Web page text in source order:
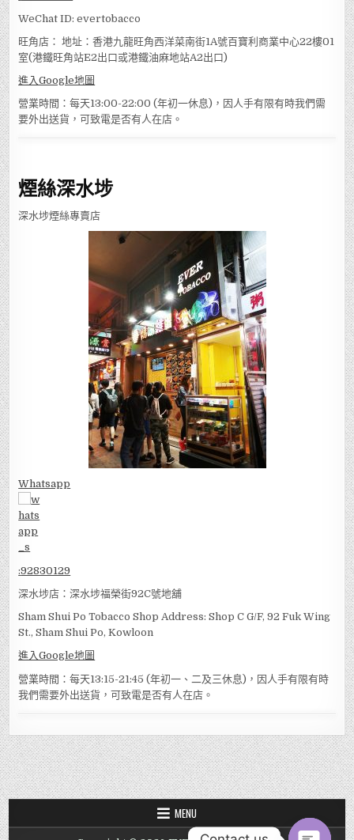
WeChat ID: evertobacco
旺角店： 地址：香港九龍旺角西洋菜南街1A號百寶利商業中心22樓01
室(港鐵旺角站E2出口或港鐵油麻地站A2出口)
進入Google地圖
營業時間：每天13:00-22:00 (年初一休息)，因人手有限有時我們需
要外出送貨，可致電是否有人在店。
煙絲深水埗
深水埗煙絲專賣店
Whatsapp
:92830129
深水埗店：深水埗福榮街92C號地舖
Sham Shui Po Tobacco Shop Address: Shop C G/F, 92 Fuk Wing
St., Sham Shui Po, Kowloon
進入Google地圖
營業時間：每天13:15-21:45 (年初一、二及三休息)，因人手有限有時
我們需要外出送貨，可致電是否有人在店。
MENU